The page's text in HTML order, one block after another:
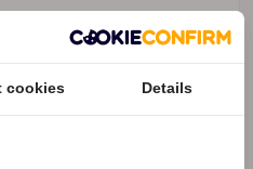
cookies Details